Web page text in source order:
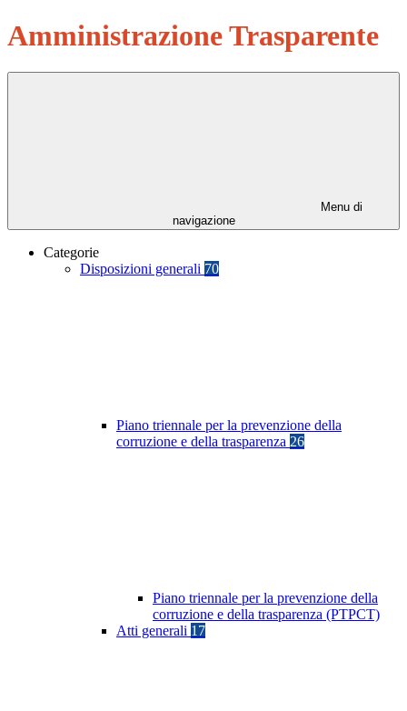
Amministrazione Trasparente
Menu di
navigazione
Categorie
Disposizioni generali 70
Piano triennale per la prevenzione della
corruzione e della trasparenza 26
Piano triennale per la prevenzione della
corruzione e della trasparenza (PTPCT)
Atti generali 17